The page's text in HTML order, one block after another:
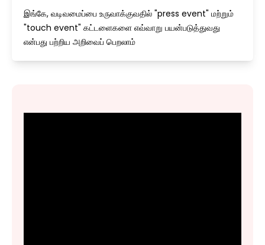
இங்கே, வடிவமைப்பை உருவாக்குவதில் "press event" மற்றும்
"touch event" கட்டளைகளை எவ்வாறு பயன்படுத்துவது
என்பது பற்றிய அறிவைப் பெறலாம்